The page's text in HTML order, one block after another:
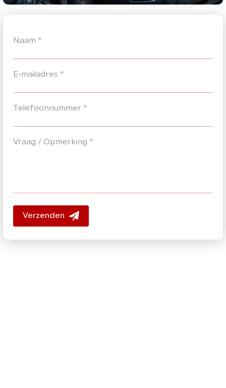
Contact
Naam *
E-mailadres *
Telefoonnummer *
Vraag / Opmerking *
Verzenden